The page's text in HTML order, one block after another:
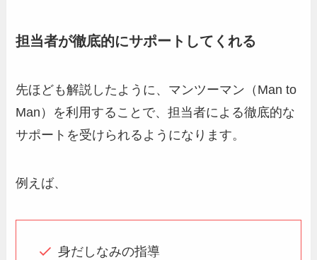
担当者が徹底的にサポートしてくれる
先ほども解説したように、マンツーマン（Man to
Man）を利用することで、担当者による徹底的な
サポートを受けられるようになります。
例えば、
身だしなみの指導